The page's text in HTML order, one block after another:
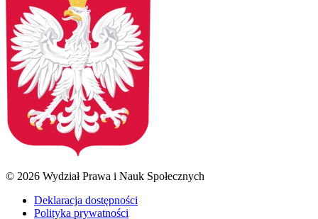
© 2026 Wydział Prawa i Nauk Społecznych
Deklaracja dostępności
Polityka prywatności